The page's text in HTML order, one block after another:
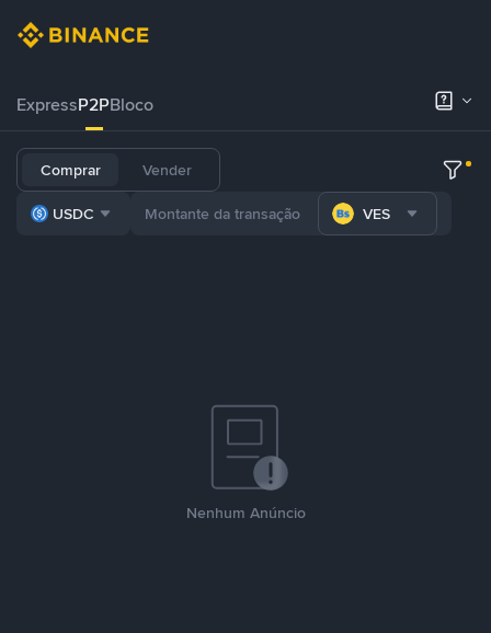
ExpressP2PBloco
Comprar Vender
USDC VES
Nenhum Anúncio